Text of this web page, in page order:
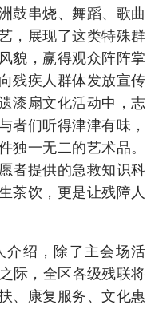
串烧、舞蹈、歌曲
，展现了这类特殊群
貌，赢得观众阵阵掌
残疾人群体发放宣传
漆扇文化活动中，志
者们听得津津有味，
独一无二的艺术品。
者提供的急救知识科
茶饮，更是让残障人
绍，除了主会场活
际，全区各级残联将
、康复服务、文化惠